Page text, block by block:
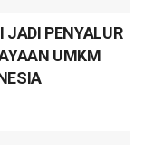
JADI PENYALUR
UMKM